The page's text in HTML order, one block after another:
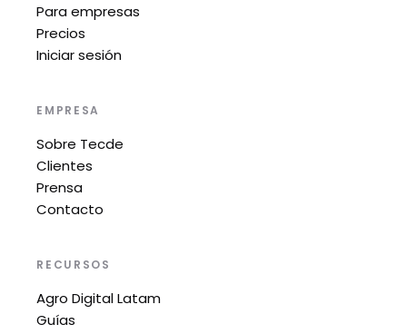
Para empresas
Precios
Iniciar sesión
EMPRESA
Sobre Tecde
Clientes
Prensa
Contacto
RECURSOS
Agro Digital Latam
Guías